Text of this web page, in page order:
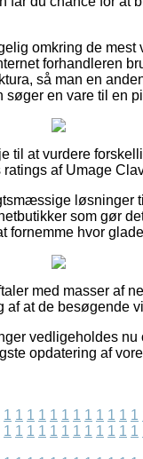
omkring de
forhandleren
så man en
en vare til en
at vurdere
af Umage
løsninger
som gør
fornemme hvor
med masser af
at de besøgende
vedligeholdes
opdatering af
1 1 1 1 1 1 1 1 1 1 1 1
1 1 1 1 1 1 1 1 1 1 1 1